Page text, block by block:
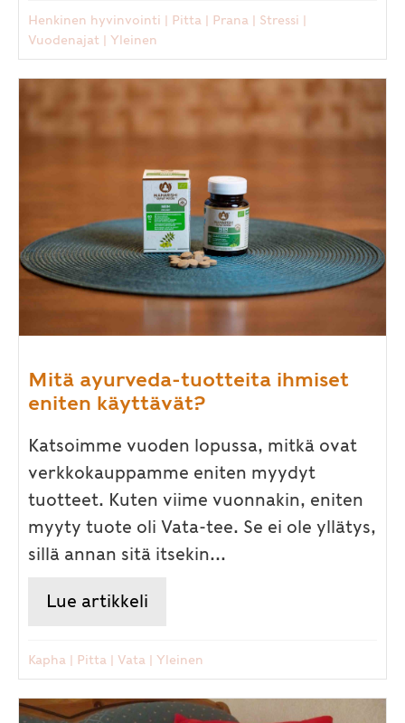
Henkinen hyvinvointi | Pitta | Prana | Stressi |
Vuodenajat | Yleinen
Mitä ayurveda-tuotteita ihmiset
eniten käyttävät?
Katsoimme vuoden lopussa, mitkä ovat
verkkokauppamme eniten myydyt
tuotteet. Kuten viime vuonnakin, eniten
myyty tuote oli Vata-tee. Se ei ole yllätys,
sillä annan sitä itsekin...
Lue artikkeli
Kapha | Pitta | Vata | Yleinen